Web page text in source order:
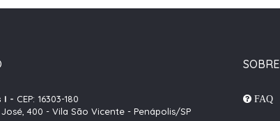
I - CEP: 16303-180
400 - Vila São Vicente - Penápolis/SP
SOBRE
FAQ